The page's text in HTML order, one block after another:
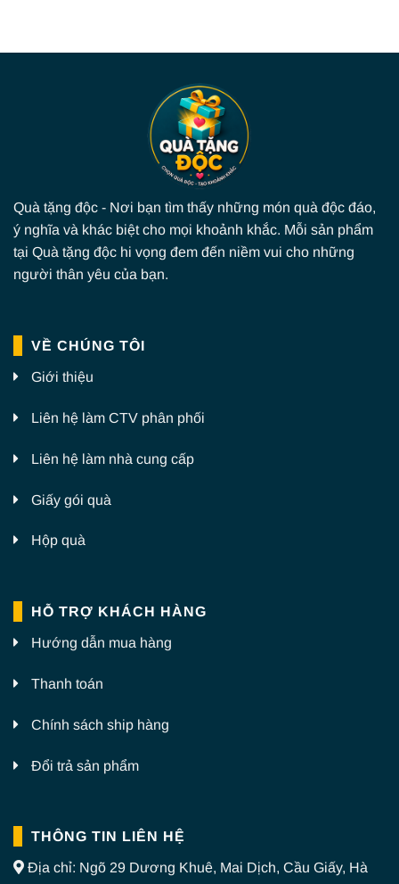
Quà tặng độc - Nơi bạn tìm thấy những món quà độc đáo,
ý nghĩa và khác biệt cho mọi khoảnh khắc. Mỗi sản phẩm
tại Quà tặng độc hi vọng đem đến niềm vui cho những
người thân yêu của bạn.
VỀ CHÚNG TÔI
Giới thiệu
Liên hệ làm CTV phân phối
Liên hệ làm nhà cung cấp
Giấy gói quà
Hộp quà
HỖ TRỢ KHÁCH HÀNG
Hướng dẫn mua hàng
Thanh toán
Chính sách ship hàng
Đổi trả sản phẩm
THÔNG TIN LIÊN HỆ
Địa chỉ: Ngõ 29 Dương Khuê, Mai Dịch, Cầu Giấy, Hà